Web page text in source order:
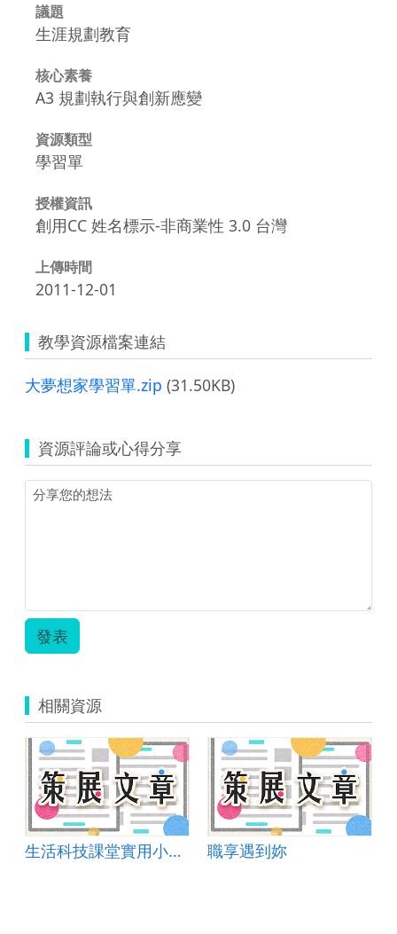
議題
生涯規劃教育
核心素養
A3 規劃執行與創新應變
資源類型
學習單
授權資訊
創用CC 姓名標示-非商業性 3.0 台灣
上傳時間
2011-12-01
教學資源檔案連結
大夢想家學習單.zip (31.50KB)
資源評論或心得分享
發表
相關資源
生活科技課堂實用小儀器─萬用LED三用電表 職享遇到妳